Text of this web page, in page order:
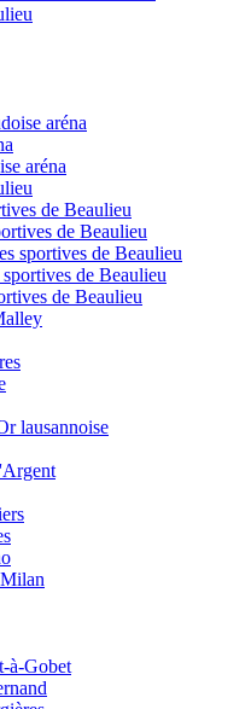
aréna
aréna
de Beaulieu
de Beaulieu
sportives de Beaulieu
de Beaulieu
de Beaulieu
lausannoise
à-Gobet